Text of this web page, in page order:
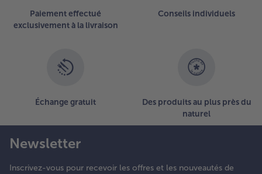
Paiement effectué
exclusivement à la livraison
Conseils individuels
Échange gratuit
Des produits au plus près du
naturel
Newsletter
Inscrivez-vous pour recevoir les offres et les nouveautés de